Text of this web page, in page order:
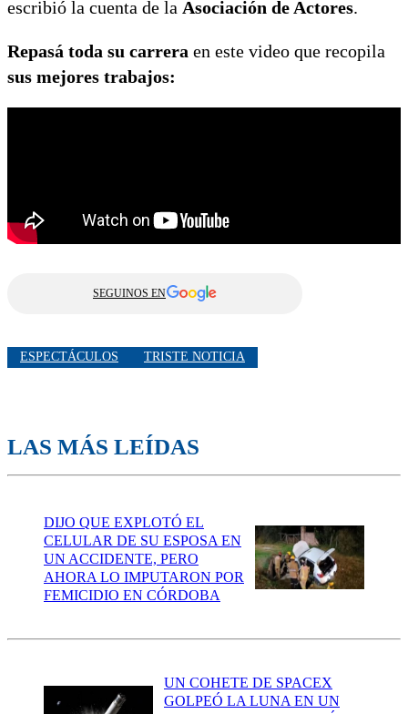
escribió la cuenta de la Asociación de Actores.
Repasá toda su carrera en este video que recopila
sus mejores trabajos:
SEGUINOS EN
ESPECTÁCULOS TRISTE NOTICIA
LAS MÁS LEÍDAS
DIJO QUE EXPLOTÓ EL
CELULAR DE SU ESPOSA EN
UN ACCIDENTE, PERO
AHORA LO IMPUTARON POR
FEMICIDIO EN CÓRDOBA
UN COHETE DE SPACEX
GOLPEÓ LA LUNA EN UN